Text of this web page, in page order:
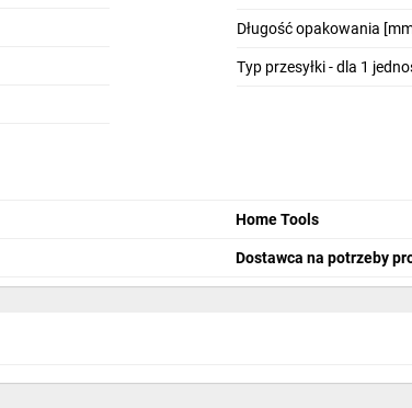
Długość opakowania
Typ przesyłki - dla 1
Home Tools
Dostawca na potrzeby